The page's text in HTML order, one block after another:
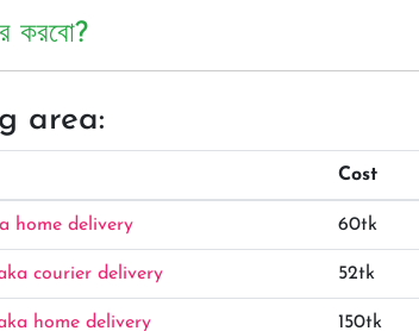
করবো?
area:
Cost
home delivery 60tk
courier delivery 52tk
home delivery 150tk